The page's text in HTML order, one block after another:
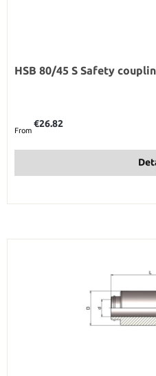
HSB 80/45 S Safety
From
€26.82